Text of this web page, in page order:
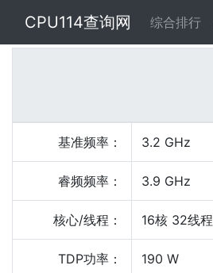
CPU114查询网 综合排行
基准频率： 3.2 GHz
睿频频率： 3.9 GHz
核心/线程： 16核 32线程
TDP功率： 190 W